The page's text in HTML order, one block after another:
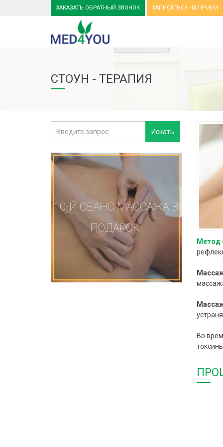
ЗАКАЗАТЬ ОБРАТНЫЙ ЗВОНОК ЗАПИСАТЬСЯ НА ПРИЕМ
СТОУН - ТЕРАПИЯ
10-Й СЕАНС МАССАЖА В
ПОДАРОК!
Метод
Во